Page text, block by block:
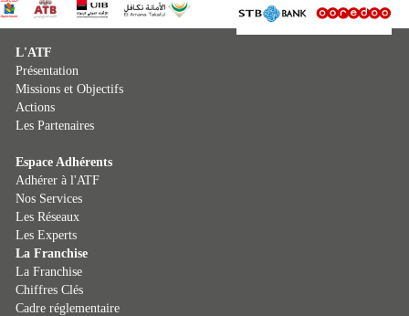
L'ATF
Présentation
Missions et Objectifs
Actions
Les Partenaires
Espace Adhérents
Adhérer à l'ATF
Nos Services
Les Réseaux
Les Experts
La Franchise
La Franchise
Chiffres Clés
Cadre réglementaire